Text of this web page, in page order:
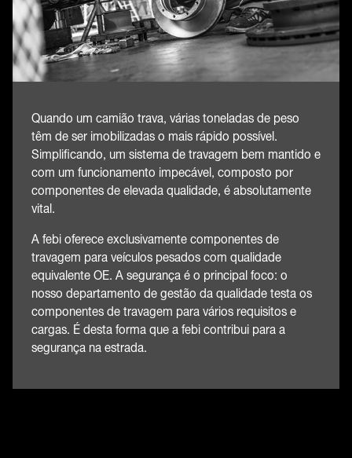
Quando um camião trava, várias toneladas de peso
têm de ser imobilizadas o mais rápido possível.
Simplificando, um sistema de travagem bem mantido e
com um funcionamento impecável, composto por
componentes de elevada qualidade, é absolutamente
vital.
A febi oferece exclusivamente componentes de
travagem para veículos pesados com qualidade
equivalente OE. A segurança é o principal foco: o
nosso departamento de gestão da qualidade testa os
componentes de travagem para vários requisitos e
cargas. É desta forma que a febi contribui para a
segurança na estrada.